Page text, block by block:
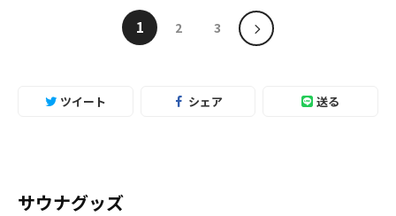
1 2 3
ツイート シェア 送る
サウナグッズ